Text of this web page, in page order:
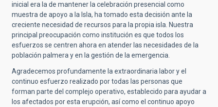
inicial era la de mantener la celebración presencial como
muestra de apoyo a la Isla, ha tomado esta decisión ante la
creciente necesidad de recursos para la propia isla. Nuestra
principal preocupación como institución es que todos los
esfuerzos se centren ahora en atender las necesidades de la
población palmera y en la gestión de la emergencia.
Agradecemos profundamente la extraordinaria labor y el
continuo esfuerzo realizado por todas las personas que
forman parte del complejo operativo, establecido para ayudar a
los afectados por esta erupción, así como el continuo apoyo